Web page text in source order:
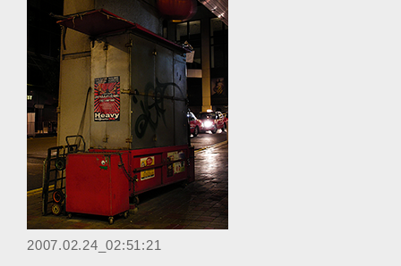
‎2007.02.24_02:51:21